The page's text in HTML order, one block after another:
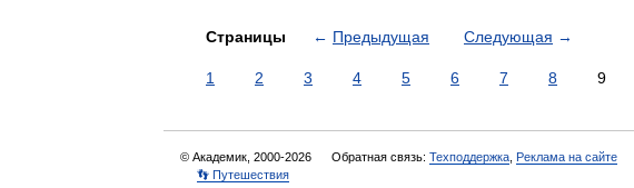
Страницы ← Предыдущая Следующая →
1 2 3 4 5 6 7 8 9
© Академик, 2000-2026 Обратная связь: Техподдержка Реклама на сайте
👣 Путешествия